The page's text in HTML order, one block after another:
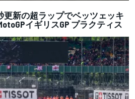
新の超ラップでベッツェッキ
イギリスGP プラクティス